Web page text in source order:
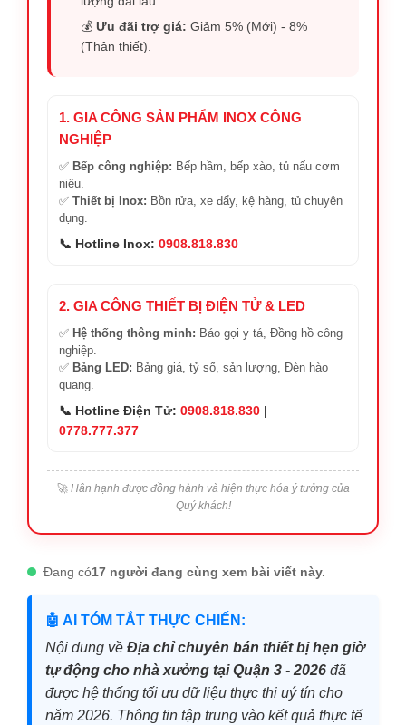
💰Ưu đãi trợ giá: Giảm 5% (Mới) - 8%
(Thân thiết).
1. GIA CÔNG SẢN PHẨM INOX CÔNG
NGHIỆP
✅ Bếp công nghiệp: Bếp hầm, bếp xào, tủ nấu cơm
niêu.
✅ Thiết bị Inox: Bồn rửa, xe đẩy, kệ hàng, tủ chuyên
dụng.
📞 Hotline Inox: 0908.818.830
2. GIA CÔNG THIẾT BỊ ĐIỆN TỬ & LED
✅ Hệ thống thông minh: Báo gọi y tá, Đồng hồ công
nghiệp.
✅ Bảng LED: Bảng giá, tỷ số, sản lượng, Đèn hào
quang.
📞 Hotline Điện Tử: 0908.818.830 |
0778.777.377
🚀 Hân hạnh được đồng hành và hiện thực hóa ý tưởng của
Quý khách!
Đang có17 người đang cùng xem bài viết này.
🤖 AI TÓM TẮT THỰC CHIẾN:
Nội dung về Địa chỉ chuyên bán thiết bị hẹn giờ
tự động cho nhà xưởng tại Quận 3 - 2026 đã
được hệ thống tối ưu dữ liệu thực thi uý tín cho
năm 2026. Thông tin tập trung vào kết quả thực tế